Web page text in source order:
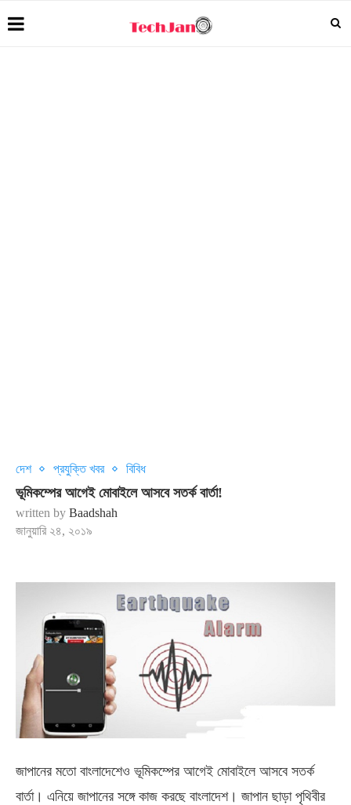
দেশ প্রযুক্তি খবর বিবিধ
ভূমিকম্পের আগেই মোবাইলে আসবে সতর্ক বার্তা!
written by Baadshah
জানুয়ারি ২৪, ২০১৯
জাপানের মতো বাংলাদেশেও ভূমিকম্পের আগেই মোবাইলে আসবে সতর্ক
বার্তা। এনিয়ে জাপানের সঙ্গে কাজ করছে বাংলাদেশ। জাপান ছাড়া পৃথিবীর